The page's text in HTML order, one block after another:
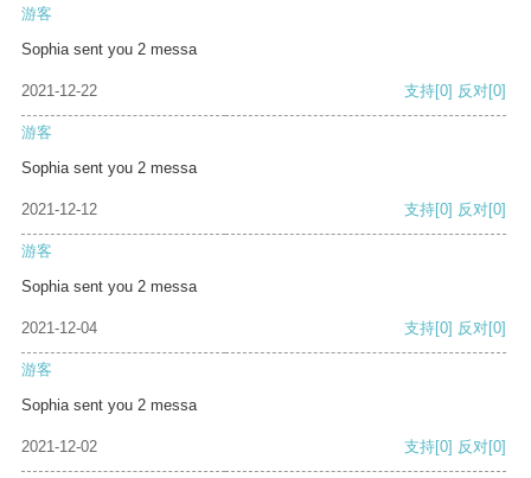
游客
Sophia sent you 2 messa
2021-12-22 支持[0] 反对[0]
游客
Sophia sent you 2 messa
2021-12-12 支持[0] 反对[0]
游客
Sophia sent you 2 messa
2021-12-04 支持[0] 反对[0]
游客
Sophia sent you 2 messa
2021-12-02 支持[0] 反对[0]